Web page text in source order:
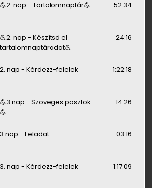
💪2. nap - Tartalomnaptár💪 52:34
💪2. nap - Készítsd el
tartalomnaptáradat💪
24:16
2. nap - Kérdezz-felelek 1:22:18
💪3.nap - Szöveges posztok
💪
14:26
3.nap - Feladat 03:16
3. nap - Kérdezz-felelek 1:17:09